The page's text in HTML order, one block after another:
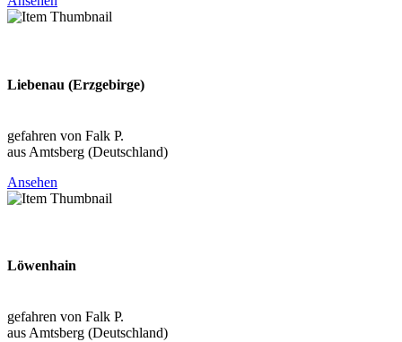
Liebenau (Erzgebirge)
gefahren von Falk P.
aus Amtsberg (Deutschland)
Ansehen
Löwenhain
gefahren von Falk P.
aus Amtsberg (Deutschland)